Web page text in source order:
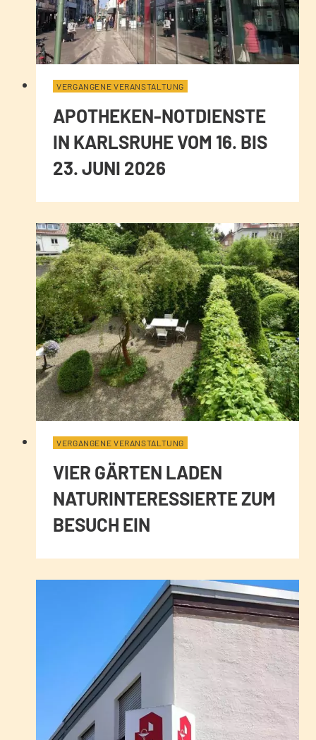
VERGANGENE VERANSTALTUNG
APOTHEKEN-NOTDIENSTE
IN KARLSRUHE VOM 16. BIS
23. JUNI 2026
VERGANGENE VERANSTALTUNG
VIER GÄRTEN LADEN
NATURINTERESSIERTE ZUM
BESUCH EIN